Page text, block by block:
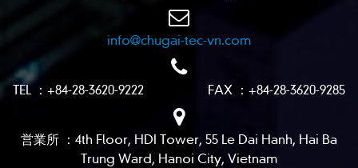
info@chugai-tec-vn.com
TEL ：+84-28-3620-9222 FAX ：+84-28-3620-9285
営業所 ：4th Floor, HDI Tower, 55 Le Dai Hanh, Hai Ba
Trung Ward, Hanoi City, Vietnam